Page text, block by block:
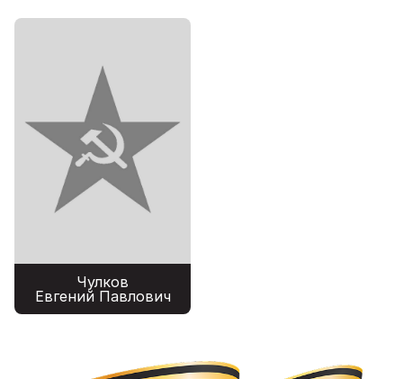
Чулков
Евгений Павлович